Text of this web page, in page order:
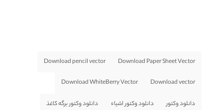
Download Paper Sheet Vector
Download pencil vector
Download vector
Download WhiteBerry Vector
دانلود وکتور دانلود وکتور اشیاء دانلود وکتور برگه کاغذ